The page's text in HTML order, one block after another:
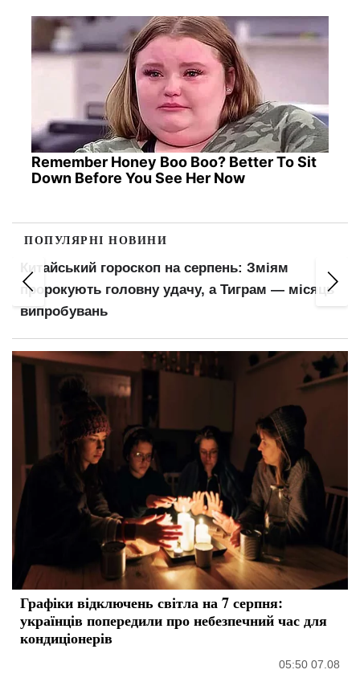
Remember Honey Boo Boo? Better To Sit
Down Before You See Her Now
ПОПУЛЯРНІ НОВИНИ
Китайський гороскоп на серпень: Зміям
пророкують головну удачу, а Тиграм — місяць
випробувань
Графіки відключень світла на 7 серпня:
українців попередили про небезпечний час для
кондиціонерів
05:50 07.08